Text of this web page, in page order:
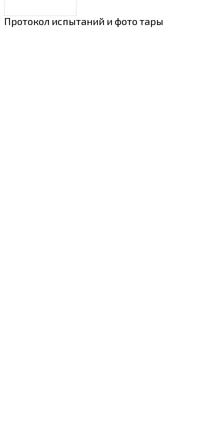
Протокол испытаний и фото тары